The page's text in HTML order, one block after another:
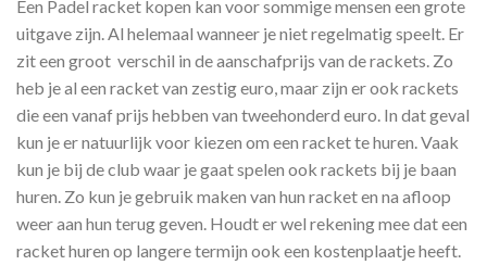
Een Padel racket kopen kan voor sommige mensen een grote
uitgave zijn. Al helemaal wanneer je niet regelmatig speelt. Er
zit een groot verschil in de aanschafprijs van de rackets. Zo
heb je al een racket van zestig euro, maar zijn er ook rackets
die een vanaf prijs hebben van tweehonderd euro. In dat geval
kun je er natuurlijk voor kiezen om een racket te huren. Vaak
kun je bij de club waar je gaat spelen ook rackets bij je baan
huren. Zo kun je gebruik maken van hun racket en na afloop
weer aan hun terug geven. Houdt er wel rekening mee dat een
racket huren op langere termijn ook een kostenplaatje heeft.